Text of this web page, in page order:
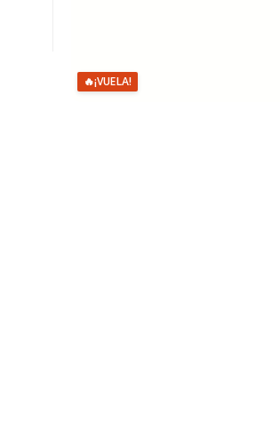
🔥¡VUELA!